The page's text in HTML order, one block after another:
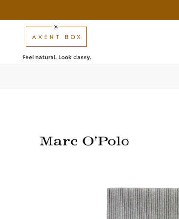
Feel natural. Look classy.